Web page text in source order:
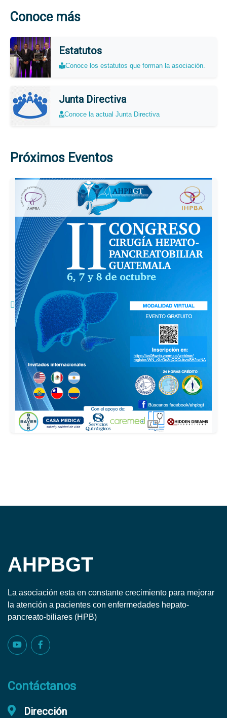
Conoce más
Estatutos
Conoce los estatutos que forman la asociación.
Junta Directiva
Conoce la actual Junta Directiva
Próximos Eventos
AHPBGT
La asociación esta en constante crecimiento para mejorar
la atención a pacientes con enfermedades hepato-
pancreato-biliares (HPB)
Contáctanos
Dirección